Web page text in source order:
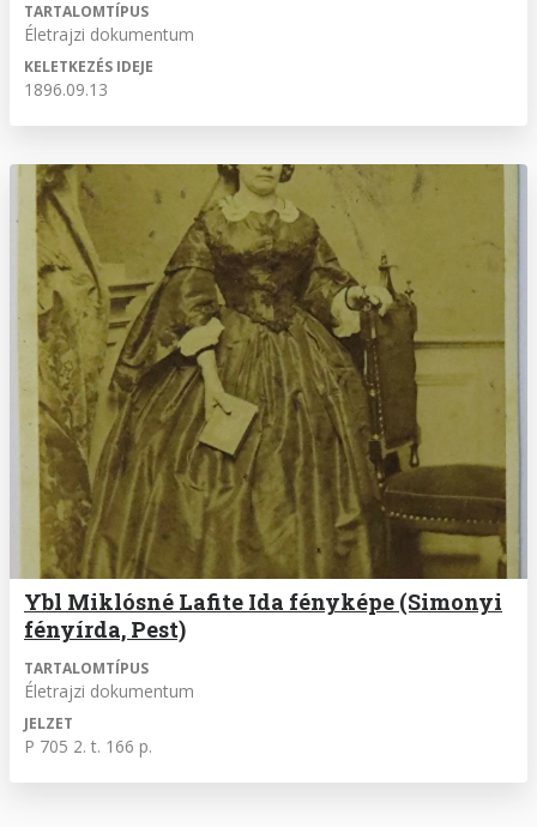
TARTALOMTÍPUS
Életrajzi dokumentum
KELETKEZÉS IDEJE
1896.09.13
Ybl Miklósné Lafite Ida fényképe (Simonyi
fényírda, Pest)
TARTALOMTÍPUS
Életrajzi dokumentum
JELZET
P 705 2. t. 166 p.